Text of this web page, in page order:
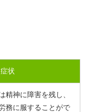
症状
精神に障害を残し、
務に服することがで